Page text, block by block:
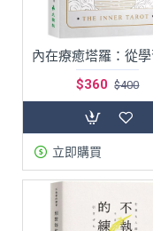
$360 $400
立即購買